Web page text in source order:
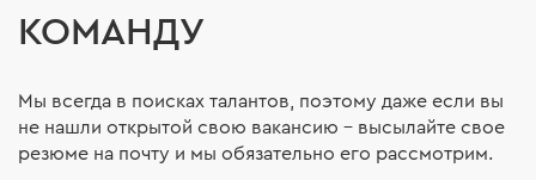
КОМАНДУ
Мы всегда в поисках талантов, поэтому даже если вы
не нашли открытой свою вакансию – высылайте свое
резюме на почту и мы обязательно его рассмотрим.